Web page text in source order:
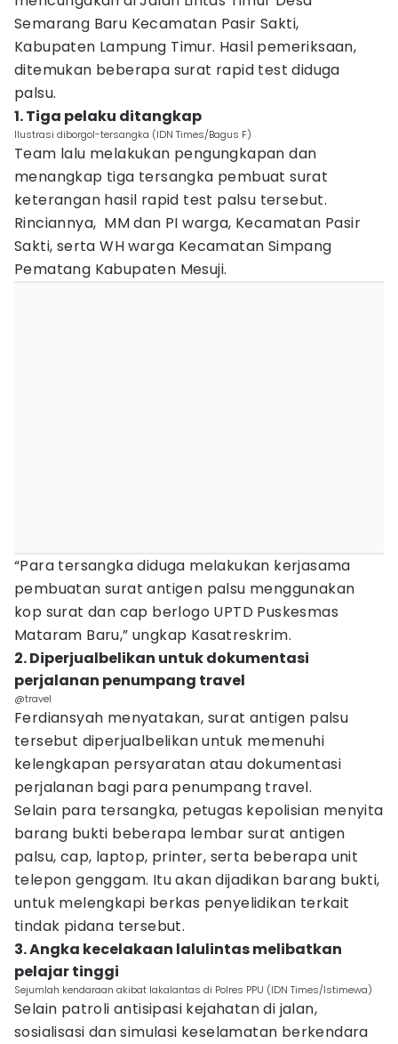
Semarang Baru Kecamatan Pasir Sakti,
Kabupaten Lampung Timur. Hasil pemeriksaan,
ditemukan beberapa surat rapid test diduga
palsu.
1. Tiga pelaku ditangkap
Ilustrasi diborgol-tersangka (IDN Times/Bagus F)
Team lalu melakukan pengungkapan dan
menangkap tiga tersangka pembuat surat
keterangan hasil rapid test palsu tersebut.
Rinciannya, MM dan PI warga, Kecamatan Pasir
Sakti, serta WH warga Kecamatan Simpang
Pematang Kabupaten Mesuji.
“Para tersangka diduga melakukan kerjasama
pembuatan surat antigen palsu menggunakan
kop surat dan cap berlogo UPTD Puskesmas
Mataram Baru,” ungkap Kasatreskrim.
2. Diperjualbelikan untuk dokumentasi
perjalanan penumpang travel
@travel
Ferdiansyah menyatakan, surat antigen palsu
tersebut diperjualbelikan untuk memenuhi
kelengkapan persyaratan atau dokumentasi
perjalanan bagi para penumpang travel.
Selain para tersangka, petugas kepolisian menyita
barang bukti beberapa lembar surat antigen
palsu, cap, laptop, printer, serta beberapa unit
telepon genggam. Itu akan dijadikan barang bukti,
untuk melengkapi berkas penyelidikan terkait
tindak pidana tersebut.
3. Angka kecelakaan lalulintas melibatkan
pelajar tinggi
Sejumlah kendaraan akibat lakalantas di Polres PPU (IDN Times/Istimewa)
Selain patroli antisipasi kejahatan di jalan,
sosialisasi dan simulasi keselamatan berkendara